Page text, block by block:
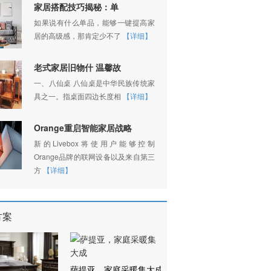
家居搭配技巧揭秘：单
如果说有什么单品，能够一键提高家
居的高级感，那肯定少不了
【详细】
老式家居旧物什 温馨故
一、八仙桌 八仙桌是中华民族传统家
具之一。指桌面四边长度相
【详细】
Orange重启智能家居战略
新的Livebox将使用户能够控制
Orange品牌的联网设备以及来自第三
方 【详细】
案